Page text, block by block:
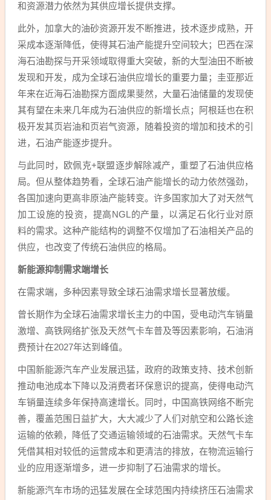
和资源潜力依然为其供应增长提供支撑。
此外，加拿大的油砂资源开发不断推进，技术逐步成熟，开
采成本逐渐降低，使得其石油产能提升空间较大；巴西在深
海石油勘探与开采领域取得重大突破，新的大型油田不断被
发现和开发，成为全球石油供应增长的重要力量；圭亚那近
年来在近海石油勘探方面成果斐然，大量石油储量的发现使
其有望在未来几年成为石油供应的新增长点；阿根廷也在积
极开发其页岩油和页岩气资源，随着投资的增加和技术的引
进，石油产能逐步提升。
与此同时，欧佩克+联盟逐步解除减产，重塑了石油供应格
局。但从整体趋势看，全球石油产能增长的动力依然强劲，
各国加速向更高非原油产能转变。许多国家加大了对天然气
加工设施的投资，提高NGL的产量，以满足石化行业对原
料的需求。这种产能结构的调整不仅增加了石油相关产品的
供应，也改变了传统石油供应的格局。
新能源抑制需求端增长
在需求端，多种因素导致全球石油需求增长显著放缓。
曾长期作为全球石油需求增长主力的中国，受电动汽车销量
激增、高铁网络扩张及天然气卡车普及等因素影响，石油消
费预计在2027年达到峰值。
中国新能源汽车产业发展迅猛，政府的政策支持、技术创新
推动电池成本下降以及消费者环保意识的提高，使得电动汽
车销量连续多年保持高速增长。同时，中国高铁网络不断完
善，覆盖范围日益扩大，大大减少了人们对航空和公路长途
运输的依赖，降低了交通运输领域的石油需求。天然气卡车
凭借其相对较低的运营成本和更清洁的排放，在物流运输行
业的应用逐渐增多，进一步抑制了石油需求的增长。
新能源汽车市场的迅猛发展在全球范围内持续挤压石油需求